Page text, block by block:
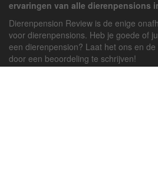
ervaringen van alle dierenpensions
Dierenpension Review is de enige
voor dierenpensions. Heb je goede of
een dierenpension? Laat het ons en
door een beoordeling te schrijven!